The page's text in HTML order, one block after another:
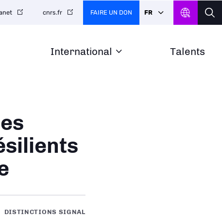
International Talents
cnrs.fr FAIRE UN DON FR
DISTINCTIONS SIGNAL